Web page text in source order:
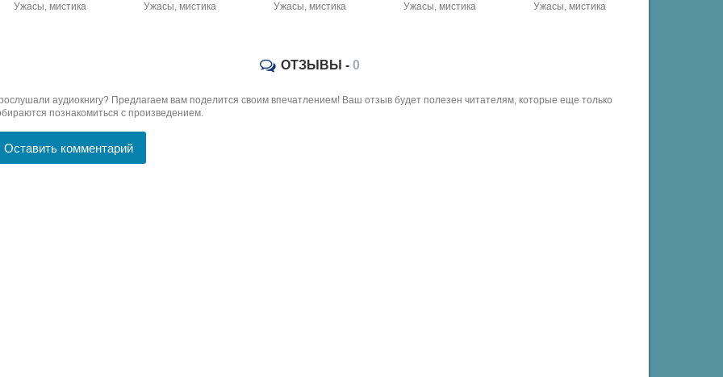
Ужасы, мистика Ужасы, мистика Ужасы, мистика Ужасы, мистика Ужасы, мистика
ОТЗЫВЫ - 0
аудиокнигу? Предлагаем вам поделится своим впечатлением! Ваш отзыв будет полезен читателям, которые еще только
познакомиться с произведением.
Оставить комментарий